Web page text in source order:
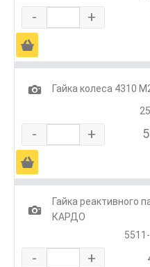
- +
Ä
1
Гайка колеса 4310
- +
Ä
1
Гайка реактивного
КАРДО
- +